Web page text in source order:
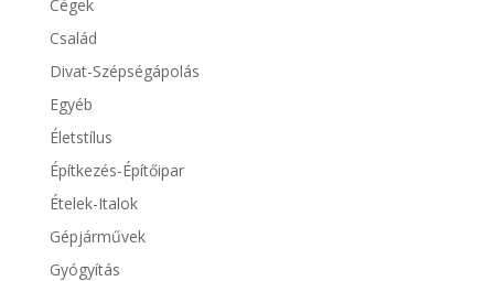
Cégek
Család
Divat-Szépségápolás
Egyéb
Életstílus
Építkezés-Építőipar
Ételek-Italok
Gépjárművek
Gyógyítás